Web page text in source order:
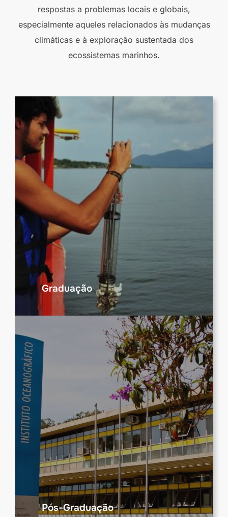
respostas a problemas locais e globais,
especialmente aqueles relacionados às mudanças
climáticas e à exploração sustentada dos
ecossistemas marinhos.
Graduação
Pós-Graduação